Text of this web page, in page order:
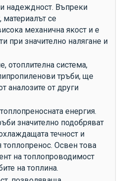
надеждност. Въпреки
материалът се
механична якост и е
при значително налягане и
отоплителна система,
тръби, ще
аналозите от други
енергия.
значително подобряват
течност и
топлопренос. Освен това
на топлопроводимост
на топлина.